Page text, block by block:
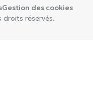
réservés.
Gestion des cookies